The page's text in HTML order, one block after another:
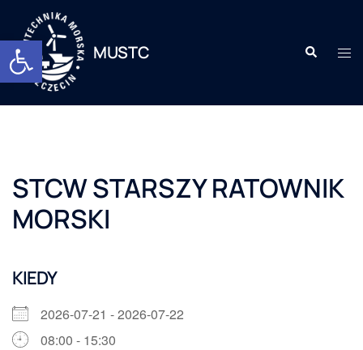
Otwórz pasek narzędzi
MUSTC
STCW STARSZY RATOWNIK
MORSKI
KIEDY
2026-07-21 - 2026-07-22
08:00 - 15:30